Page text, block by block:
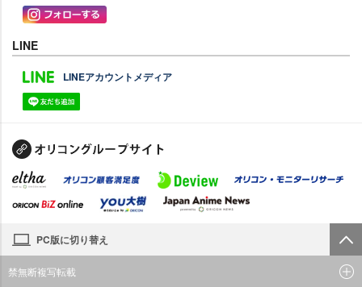
LINE
LINEアカウントメディア
PC版に切り替え
禁無断複写転載